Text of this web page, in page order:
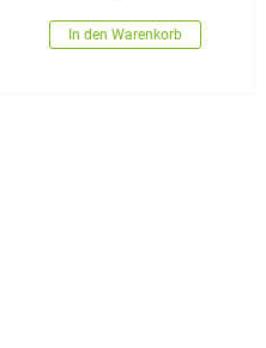
In den Warenkorb